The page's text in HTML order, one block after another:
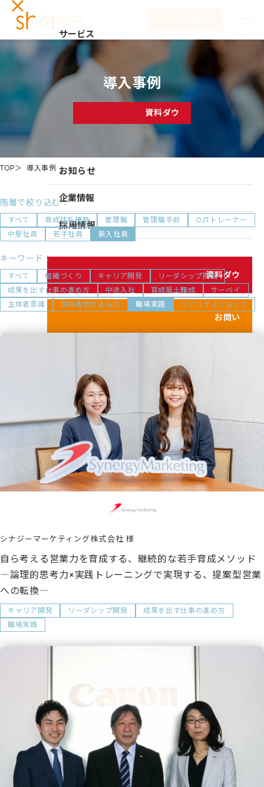
サービス
サービスTOP
リーダーシップ開発
キャリア自律
研修
新入社員研修
組織づくり
成果を出す仕事の進め方
育成体系構築
カスタマイズ研修
サービス紹介動画
解決する課題
事例紹介
お知らせ
企業情報
企業情報TOP
シェイクの価値観
代表メッセージ
メンバーのご紹介
情報セキュリティポリシー
利用規約
採用情報
資料ダウンロード
03-5213-6888
導入事例
資料ダウンロード
TOP 導入事例
階層で絞り込む：
すべて 育成体系構築 管理職 管理職手前
OJTトレーナー
中堅社員
若手社員 新入社員
キーワード：
すべて 組織づくり キャリア開発
リーダシップ開発
成果を出す仕事の進め方
中途入社 育成風土醸成
サーベイ
主体者意識
関係者巻き込み力 職場実践 リアリティショック
シナジーマーケティング株式会社
自ら考える営業力を育成する、継続的な若手育成メソッド
―論理的思考力×実践トレーニングで実現する、提案型営業
への転換―
キャリア開発 リーダシップ開発
成果を出す仕事の進め方
職場実践